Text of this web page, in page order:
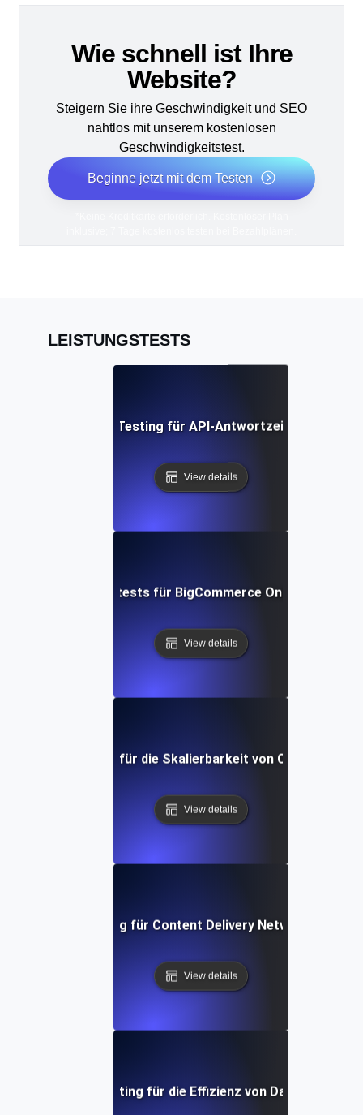
Wie schnell ist Ihre
Website?
Steigern Sie ihre Geschwindigkeit und SEO
nahtlos mit unserem kostenlosen
Geschwindigkeitstest.
Beginne jetzt mit dem Testen
LEISTUNGSTESTS
Performance Testing für API-Antwortzeiten unter
View details
Leistungstests für BigCommerce Online-Shops
View details
Performance-Test für die Skalierbarkeit von Cloud-
View details
Testing für Content Delivery Network (CDN)
View details
Performance Testing für die Effizienz von